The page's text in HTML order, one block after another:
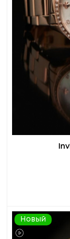
Новый